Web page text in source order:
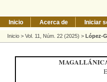
Inicio Acerca de Iniciar
Inicio > Vol. 11, Núm. 22 (2025) > López-